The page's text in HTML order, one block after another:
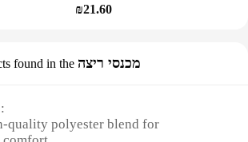
₪21.60
found in the מכנסי ריצה
quality polyester blend for